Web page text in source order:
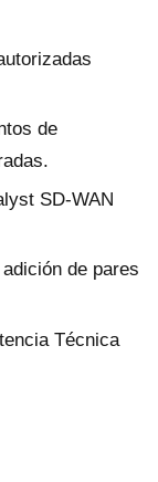
de
SD-WAN
de pares
Técnica